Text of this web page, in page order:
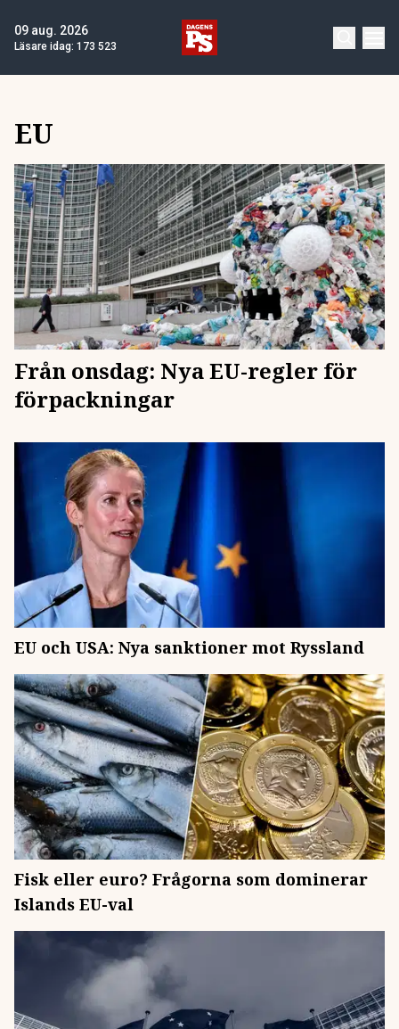
09 aug. 2026
Läsare idag: 173 523
EU
Från onsdag: Nya EU-regler för
förpackningar
EU och USA: Nya sanktioner mot Ryssland
Fisk eller euro? Frågorna som dominerar
Islands EU-val